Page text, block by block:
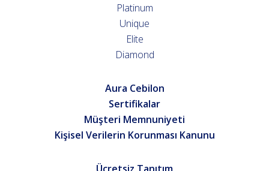
Platinum
Unique
Elite
Diamond
Aura Cebilon
Sertifikalar
Müşteri Memnuniyeti
Kişisel Verilerin Korunması Kanunu
Ücretsiz Tanıtım